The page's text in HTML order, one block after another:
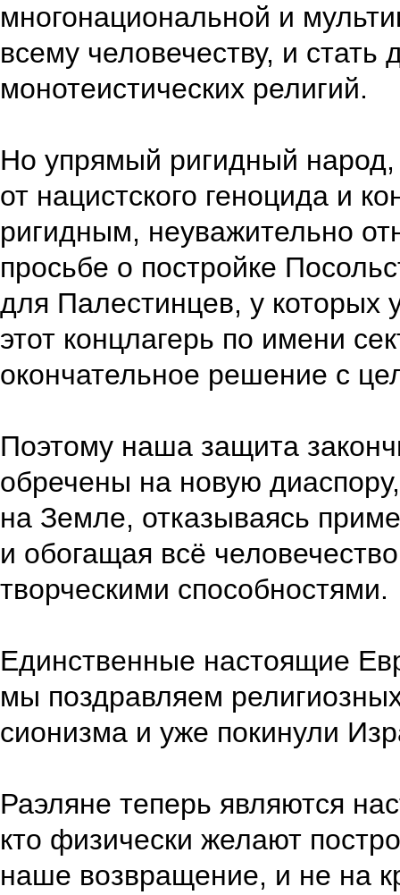
многонациональной и
всему человечеству, и
монотеистических религий.
Но упрямый ригидный
от нацистского геноцида и
ригидным, неуважительно
просьбе о постройке
для Палестинцев, у
этот концлагерь по имени
окончательное решение с
Поэтому наша защита
обречены на новую
на Земле, отказываясь
и обогащая всё
творческими способностями.
Единственные настоящие
мы поздравляем
сионизма и уже покинули
Раэляне теперь являются
кто физически желают
наше возвращение, и не на